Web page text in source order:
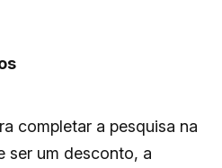
completar a pesquisa na
ser um desconto, a